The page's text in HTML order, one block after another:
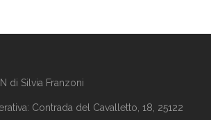
di Silvia Franzoni
Contrada del Cavalletto, 18, 25122